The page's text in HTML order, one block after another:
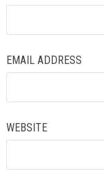
EMAIL ADDRESS
WEBSITE